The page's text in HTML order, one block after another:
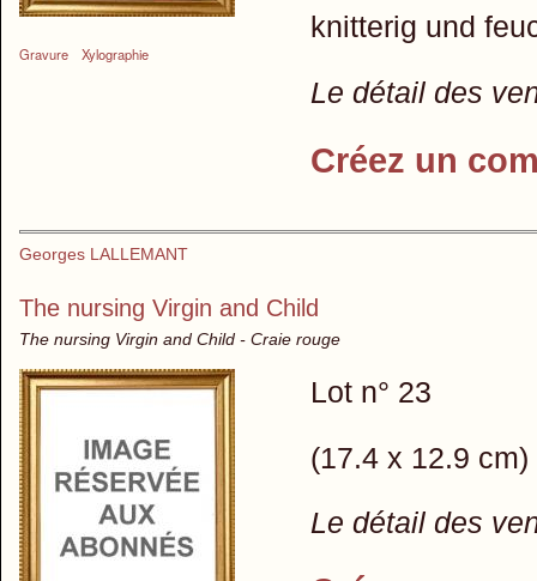
Gravure Xylographie
knitterig und
Le détail des
Créez un
Georges LALLEMANT
The nursing Virgin and Child
The nursing Virgin and Child - Craie rouge
Lot n° 23
(17.4 x 12.9
Le détail des